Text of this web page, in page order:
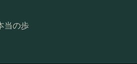
当の歩